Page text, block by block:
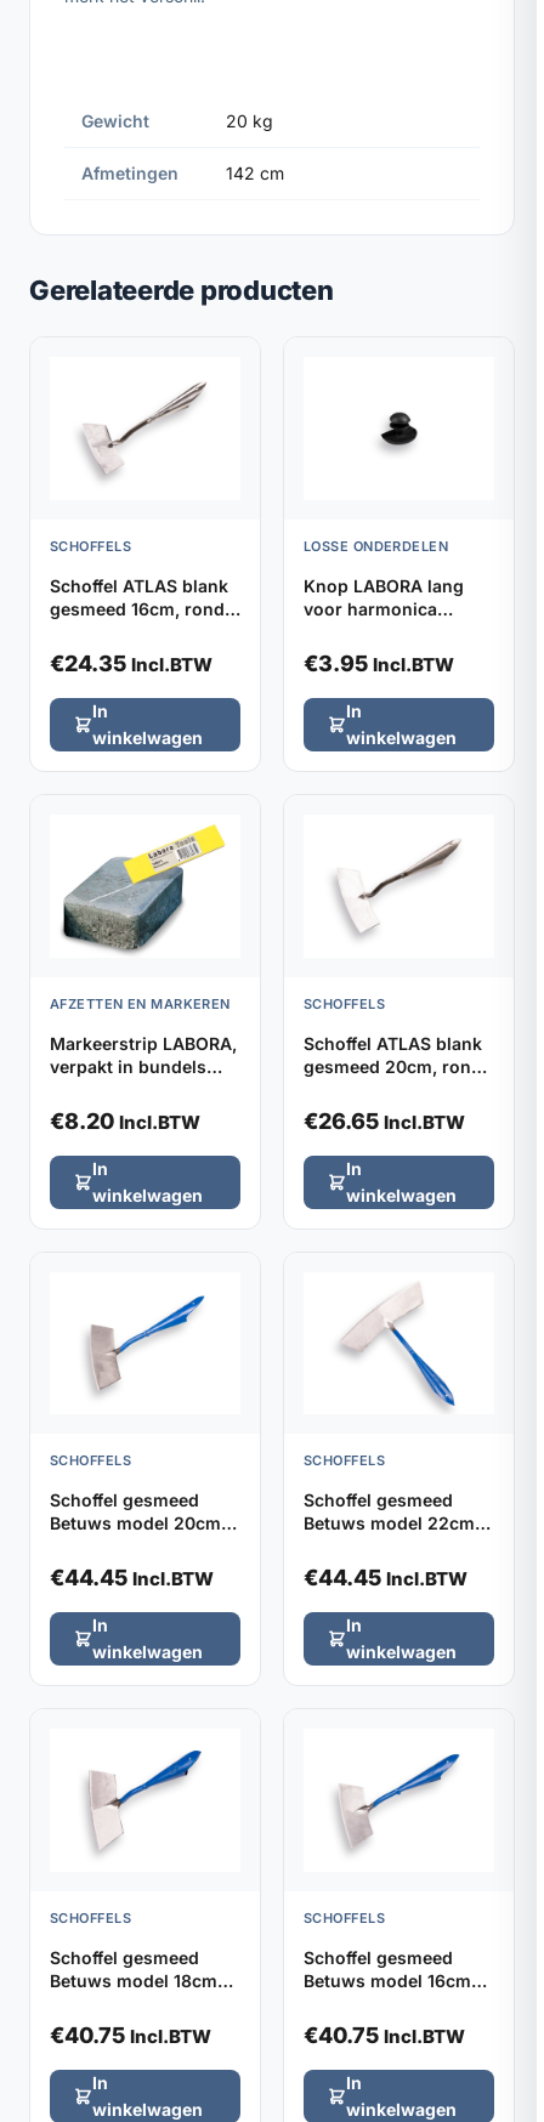
Gewicht 20 kg
Afmetingen 142 cm
Gerelateerde producten
SCHOFFELS
Schoffel ATLAS blank
gesmeed 16cm, rond
€24.35 Incl.BTW
In
winkelwagen
LOSSE ONDERDELEN
Knop LABORA lang
voor harmonica
verpakt per 2
€3.95 Incl.BTW
In
winkelwagen
AFZETTEN EN MARKEREN
Markeerstrip LABORA,
verpakt in bundels
€8.20 Incl.BTW
In
winkelwagen
SCHOFFELS
Schoffel ATLAS blank
gesmeed 20cm, rond
€26.65 Incl.BTW
In
winkelwagen
SCHOFFELS
Schoffel gesmeed
Betuws model 20cm
€44.45 Incl.BTW
In
winkelwagen
SCHOFFELS
Schoffel gesmeed
Betuws model 22cm
€44.45 Incl.BTW
In
winkelwagen
SCHOFFELS
Schoffel gesmeed
Betuws model 18cm
€40.75 Incl.BTW
In
winkelwagen
SCHOFFELS
Schoffel gesmeed
Betuws model 16cm
€40.75 Incl.BTW
In
winkelwagen